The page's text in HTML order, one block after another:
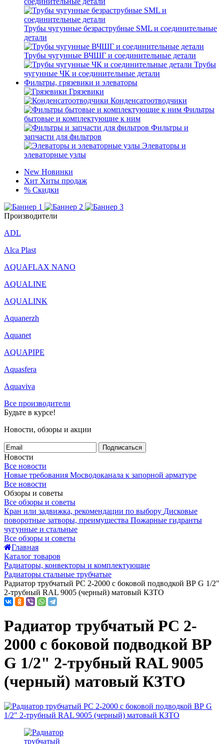
Трубы чугунные безраструбные SML и соединительные
детали
Трубы чугунные ВЧШГ и соединительные детали
Трубы
чугунные ЧК и соединительные детали
Фильтры, грязевики и элеваторы
Грязевики
Конденсатоотводчики
Фильтры
бытовые и комплектующие к ним
Фильтры и
запчасти для фильтров
Элеваторы и
элеваторные узлы
New Новинки
Хит Хиты продаж
% Скидки
Производители
ADL
Alca Plast
AQUAFLAX NANO
AQUALINE
AQUALINK
Aquanerzh
Aquanet
AQUAPIPE
Aquasfera
Aquaviva
Все производители
Будьте в курсе!
Новости, обзоры и акции
Подписаться
Новости
Все новости
Новые требования Мосводоканала к запорной арматуре
Все новости
Обзоры и советы
Все обзоры и советы
Кран или задвижка, рекомендации по выбору Дисковые
поворотные затворы, преимущества Пожарные гидранты
чугунные и стальные
Все обзоры и советы
Главная
Каталог товаров
Радиаторы, конвекторы и комплектующие
Радиаторы стальные трубчатые
Радиатор трубчатый РС 2-2000 с боковой подводкой ВР G 1/2"
2-трубный RAL 9005 (черный) матовый КЗТО
Радиатор трубчатый РС 2-
2000 с боковой подводкой ВР
G 1/2" 2-трубный RAL 9005
(черный) матовый КЗТО